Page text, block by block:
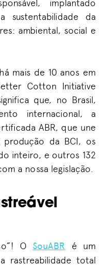
implantado
sustentabilidade da
ambiental, social e
mais de 10 anos em
Cotton Initiative
que, no Brasil,
internacional, a
ABR, que une
produção da BCI, os
inteiro, e outros 132
a nossa legislação.
OSouABR é um
rastreabilidade total